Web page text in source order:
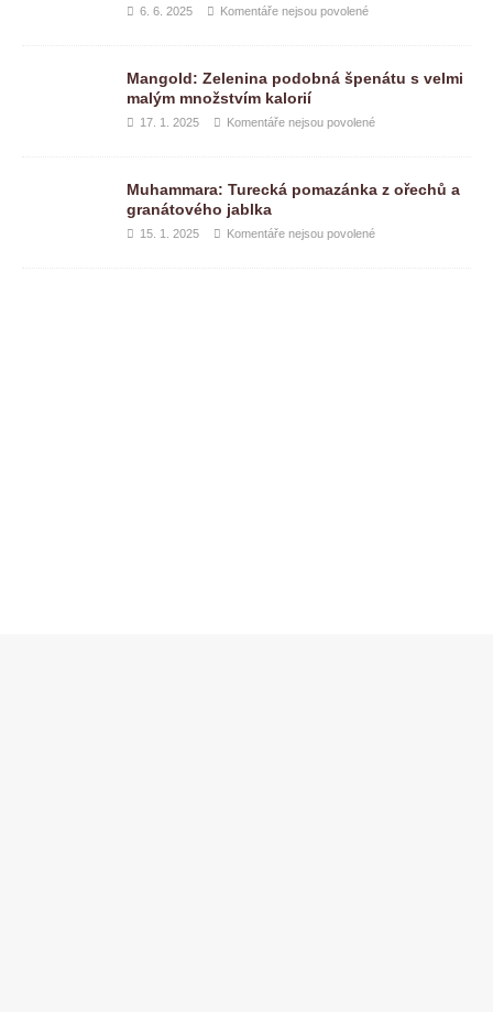
6. 6. 2025 Komentáře nejsou povolené
Mangold: Zelenina podobná špenátu s velmi
malým množstvím kalorií
17. 1. 2025 Komentáře nejsou povolené
Muhammara: Turecká pomazánka z ořechů a
granátového jablka
15. 1. 2025 Komentáře nejsou povolené